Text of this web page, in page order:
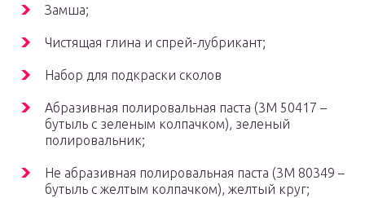
Замша;
Чистящая глина и спрей-лубрикант;
Набор для подкраски сколов
Абразивная полировальная паста (3М 50417 –
бутыль с зеленым колпачком), зеленый
полировальник;
Не абразивная полировальная паста (3М 80349 –
бутыль с желтым колпачком), желтый круг;